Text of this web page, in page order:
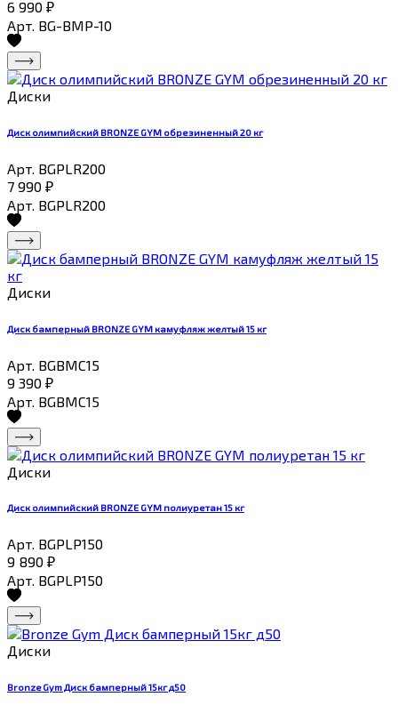
6 990 ₽
Арт. BG-BMP-10
Диски
Диск олимпийский BRONZE GYM обрезиненный 20 кг
Арт. BGPLR200
7 990 ₽
Арт. BGPLR200
Диски
Диск бамперный BRONZE GYM камуфляж желтый 15 кг
Арт. BGBMC15
9 390 ₽
Арт. BGBMC15
Диски
Диск олимпийский BRONZE GYM полиуретан 15 кг
Арт. BGPLP150
9 890 ₽
Арт. BGPLP150
Диски
Bronze Gym Диск бамперный 15кг д50